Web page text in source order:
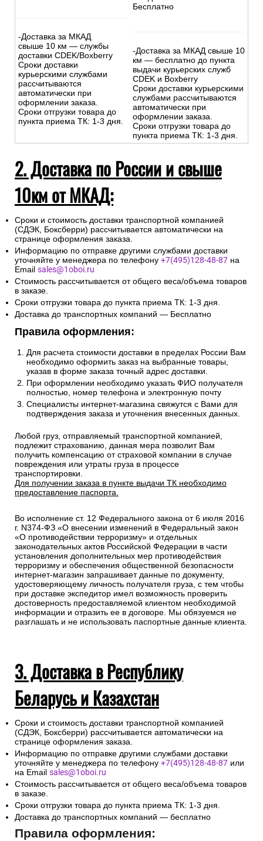
-Доставка за МКАД
свыше 10 км — службы
доставки CDEK/Boxberry
Сроки доставки
курьерскими службами
рассчитываются
автоматически при
оформлении заказа.
Сроки отгрузки товара до
пункта приема ТК: 1-3 дня.
Бесплатно
-Доставка за МКАД свыше 10
км — бесплатно до пункта
выдачи курьерских служб
CDEK и Boxberry
Сроки доставки курьерскими
службами рассчитываются
автоматически при
оформлении заказа.
Сроки отгрузки товара до
пункта приема ТК: 1-3 дня.
2. Доставка по России и свыше
10км от МКАД:
Сроки и стоимость доставки транспортной компанией
(СДЭК, Боксберри) рассчитывается автоматически на
странице оформления заказа.
Информацию по отправке другими службами доставки
уточняйте у менеджера по телефону +7(495)128-48-87 на
Email sales@1oboi.ru
Стоимость рассчитывается от общего веса/объема товаров
в заказе.
Сроки отгрузки товара до пункта приема ТК: 1-3 дня.
Доставка до транспортных компаний — Бесплатно
Правила оформления:
Для расчета стоимости доставки в пределах России Вам
необходимо оформить заказ на выбранные товары,
указав в форме заказа точный адрес доставки.
При оформлении необходимо указать ФИО получателя
полностью, номер телефона и электронную почту
Специалисты интернет-магазина свяжутся с Вами для
подтверждения заказа и уточнения внесенных данных.
Любой груз, отправляемый транспортной компанией,
подлежит страхованию, данная мера позволит Вам
получить компенсацию от страховой компании в случае
повреждения или утраты груза в процессе
транспортировки.
Для получении заказа в пункте выдачи ТК необходимо
предоставление паспорта.
Во исполнение ст. 12 Федерального закона от 6 июля 2016
г. N374-ФЗ «О внесении изменений в Федеральный закон
«О противодействии терроризму» и отдельных
законодательных актов Российской Федерации в части
установления дополнительных мер противодействия
терроризму и обеспечения общественной безопасности
интернет-магазин запрашивает данные по документу,
удостоверяющему личность получателя груза, с тем чтобы
при доставке экспедитор имел возможность проверить
достоверность предоставляемой клиентом необходимой
информации и отразить ее в договоре. Мы обязуемся не
разглашать и не использовать паспортные данные клиента.
3. Доставка в Республику
Беларусь и Казахстан
Сроки и стоимость доставки транспортной компанией
(СДЭК, Боксберри) рассчитывается автоматически на
странице оформления заказа.
Информацию по отправке другими службами доставки
уточняйте у менеджера по телефону +7(495)128-48-87 или
на Email sales@1oboi.ru
Стоимость рассчитывается от общего веса/объема товаров
в заказе.
Сроки отгрузки товара до пункта приема ТК: 1-3 дня.
Доставка до транспортных компаний — бесплатно
Правила оформления: